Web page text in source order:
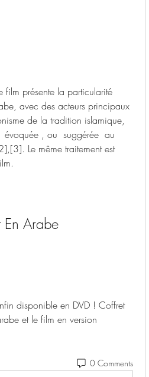
présente la particularité
avec des acteurs principaux
de la tradition islamique,
évoquée , ou  suggérée  au
Le même traitement est
En Arabe
disponible en DVD ! Coffret
et le film en version
0 Comments